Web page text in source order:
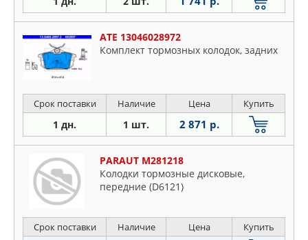
ATE 13046028972
Комплект тормозных колодок, задних
Срок поставки Наличие Цена Купить
1 дн. 1 шт. 2 871 р.
PARAUT M281218
Колодки тормозные дисковые,
передние (D6121)
Срок поставки Наличие Цена Купить